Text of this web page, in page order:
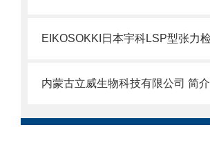
内蒙古立威生物科技有限公司 简介